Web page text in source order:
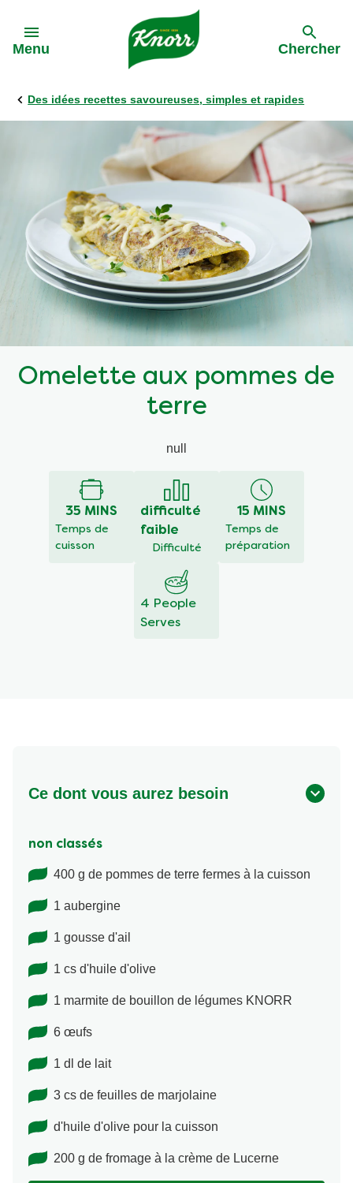
Menu Chercher
Des idées recettes savoureuses, simples et rapides
Omelette aux pommes de
terre
null
35 MINS
Temps de
cuisson
difficulté
faible
Difficulté
15 MINS
Temps de
préparation
4 People
Serves
Ce dont vous aurez besoin
non classés
400 g de pommes de terre fermes à la cuisson
1 aubergine
1 gousse d'ail
1 cs d'huile d'olive
1 marmite de bouillon de légumes KNORR
6 œufs
1 dl de lait
3 cs de feuilles de marjolaine
d'huile d'olive pour la cuisson
200 g de fromage à la crème de Lucerne